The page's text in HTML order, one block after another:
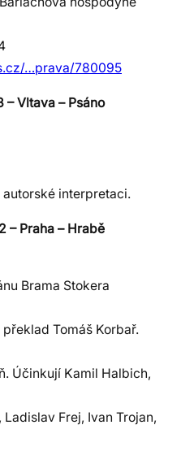
…prava/780095
– Vltava – Psáno
autorské interpretaci.
– Praha – Hrabě
Brama Stokera
Tomáš Korbař.
Účinkují Kamil Halbich,
Frej, Ivan Trojan,